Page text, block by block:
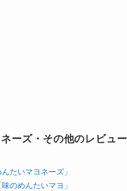
ーズ・その他のレビュー
たいマヨネーズ」
のめんたいマヨ」